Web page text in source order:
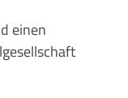
einen